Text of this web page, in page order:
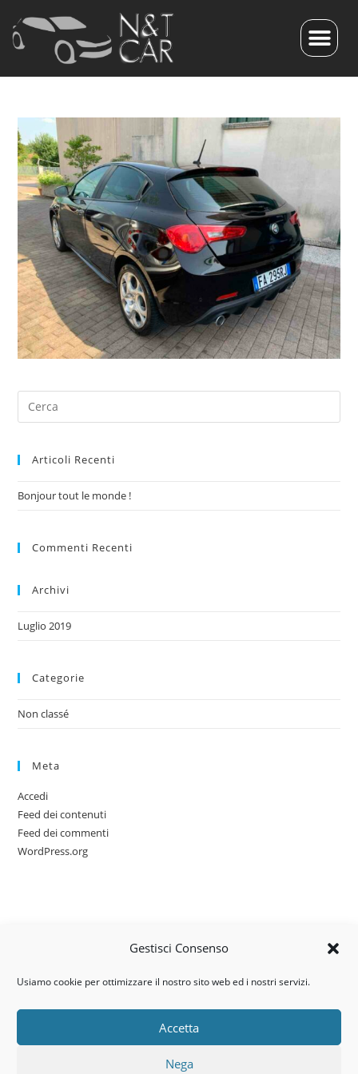
Gestisci Consenso
Usiamo cookie per ottimizzare il nostro sito web ed i nostri servizi.
Accetta
Nega
Articoli Recenti
Bonjour tout le monde !
Commenti Recenti
Archivi
Luglio 2019
Categorie
Non classé
Meta
Accedi
Feed dei contenuti
Feed dei commenti
WordPress.org
Via dell’artigianato, 14 – 31030